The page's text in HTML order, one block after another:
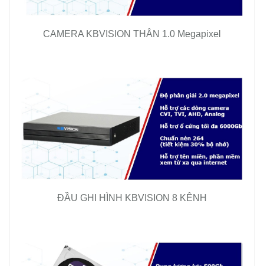
CAMERA KBVISION THÂN 1.0 Megapixel
ĐẦU GHI HÌNH KBVISION 8 KÊNH